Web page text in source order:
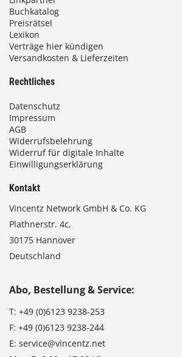
Buchkatalog
Preisrätsel
Lexikon
Verträge hier kündigen
Versandkosten & Lieferzeiten
Rechtliches
Datenschutz
Impressum
AGB
Widerrufsbelehrung
Widerruf für digitale Inhalte
Einwilligungserklärung
Kontakt
Vincentz Network GmbH & Co. KG
Plathnerstr. 4c,
30175 Hannover
Deutschland
Abo, Bestellung & Service:
T: +49 (0)6123 9238-253
F: +49 (0)6123 9238-244
E: service@vincentz.net